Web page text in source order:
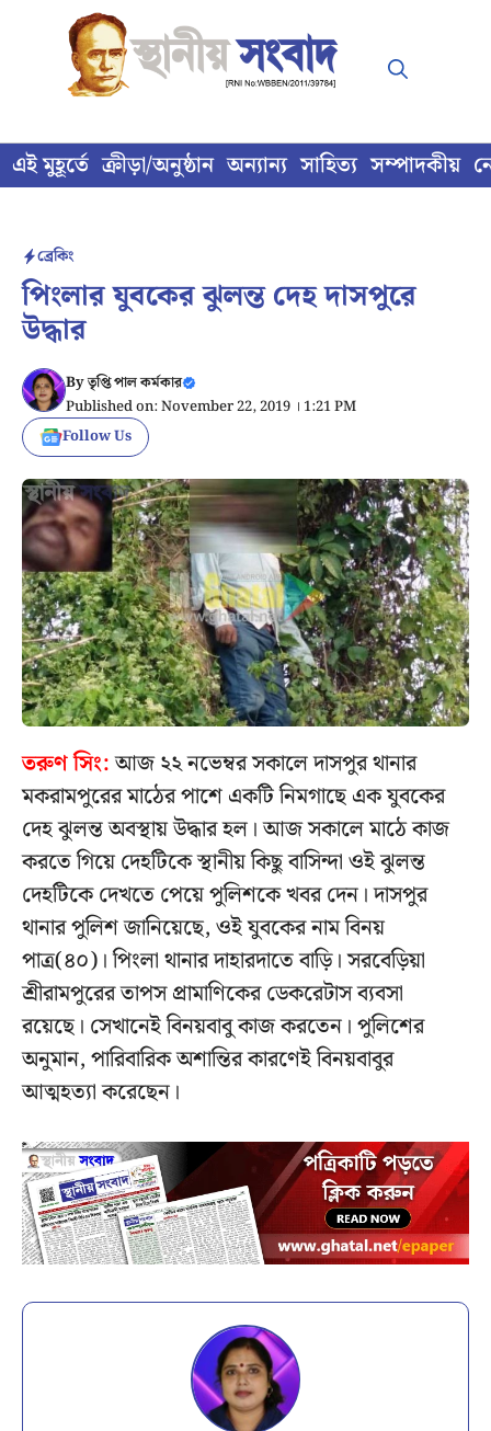
content
এই মুহূর্তে ক্রীড়া/অনুষ্ঠান অন্যান্য সাহিত্য সম্পাদকীয়
ব্রেকিং
পিংলার যুবকের ঝুলন্ত দেহ দাসপুরে
উদ্ধার
Byতৃপ্তি পাল কর্মকার
Published on: November 22, 2019 । 1:21 PM
Follow Us
তরুণ সিং:আজ ২২ নভেম্বর সকালে দাসপুর থানার
মকরামপুরের মাঠের পাশে একটি নিমগাছে এক যুবকের
দেহ ঝুলন্ত অবস্থায় উদ্ধার হল। আজ সকালে মাঠে কাজ
করতে গিয়ে দেহটিকে স্থানীয় কিছু বাসিন্দা ওই ঝুলন্ত
দেহটিকে দেখতে পেয়ে পুলিশকে খবর দেন। দাসপুর
থানার পুলিশ জানিয়েছে, ওই যুবকের নাম বিনয়
পাত্র(৪০)। পিংলা থানার দাহারদাতে বাড়ি। সরবেড়িয়া
শ্রীরামপুরের তাপস প্রামাণিকের ডেকরেটাস ব্যবসা
রয়েছে। সেখানেই বিনয়বাবু কাজ করতেন। পুলিশের
অনুমান, পারিবারিক অশান্তির কারণেই বিনয়বাবুর
আত্মহত্যা করেছেন।